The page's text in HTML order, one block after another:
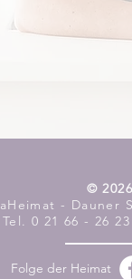
​©
- Dauner
Tel. 0 21 66 - 26
Folge der Heimat